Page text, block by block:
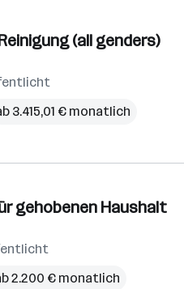
(all genders)
3.415,01 € monatlich
gehobenen Haushalt
2.200 € monatlich